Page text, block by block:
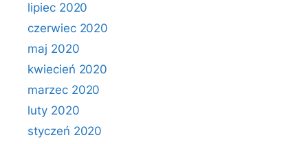
lipiec 2020
czerwiec 2020
maj 2020
kwiecień 2020
marzec 2020
luty 2020
styczeń 2020